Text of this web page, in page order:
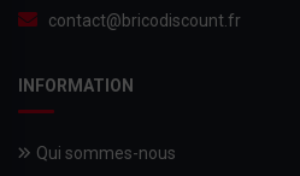
contact@bricodiscount.fr
INFORMATION
Qui sommes-nous